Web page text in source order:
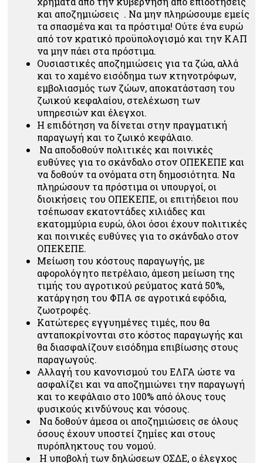
και αποζημιώσεις . Να μην πληρώσουμε εμείς
τα σπασμένα και τα πρόστιμα! Ούτε ένα ευρώ
από τον κρατικό προϋπολογισμό και την ΚΑΠ
να μην πάει στα πρόστιμα.
Ουσιαστικές αποζημιώσεις για τα ζώα, αλλά
και το χαμένο εισόδημα των κτηνοτρόφων,
εμβολιασμός των ζώων, αποκατάσταση του
ζωικού κεφαλαίου, στελέχωση των
υπηρεσιών και έλεγχοι.
Η επιδότηση να δίνεται στην πραγματική
παραγωγή και το ζωικό κεφάλαιο.
Να αποδοθούν πολιτικές και ποινικές
ευθύνες για το σκάνδαλο στον ΟΠΕΚΕΠΕ και
να δοθούν τα ονόματα στη δημοσιότητα. Να
πληρώσουν τα πρόστιμα οι υπουργοί, οι
διοικήσεις του ΟΠΕΚΕΠΕ, οι επιτήδειοι που
τσέπωσαν εκατοντάδες χιλιάδες και
εκατομμύρια ευρώ, όλοι όσοι έχουν πολιτικές
και ποινικές ευθύνες για το σκάνδαλο στον
ΟΠΕΚΕΠΕ.
Μείωση του κόστους παραγωγής, με
αφορολόγητο πετρέλαιο, άμεση μείωση της
τιμής του αγροτικού ρεύματος κατά 50%,
κατάργηση του ΦΠΑ σε αγροτικά εφόδια,
ζωοτροφές.
Κατώτερες εγγυημένες τιμές, που θα
ανταποκρίνονται στο κόστος παραγωγής και
θα διασφαλίζουν εισόδημα επιβίωσης στους
παραγωγούς.
Αλλαγή του κανονισμού του ΕΛΓΑ ώστε να
ασφαλίζει και να αποζημιώνει την παραγωγή
και το κεφάλαιο στο 100% από όλους τους
φυσικούς κινδύνους και νόσους.
Να δοθούν άμεσα οι αποζημιώσεις σε όλους
όσους έχουν υποστεί ζημίες και στους
πυρόπληκτους του νομού.
Η υποβολή των δηλώσεων ΟΣΔΕ, ο έλεγχος